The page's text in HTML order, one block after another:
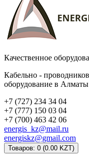
Качественное
Кабельно -
оборудование в Алматы
+7 (727) 234 34 04
+7 (777) 150 03 04
+7 (700) 463 42 06
energis_kz@mail.ru
energiskz@gmail.com
Товаров: 0 (0.00 KZT)